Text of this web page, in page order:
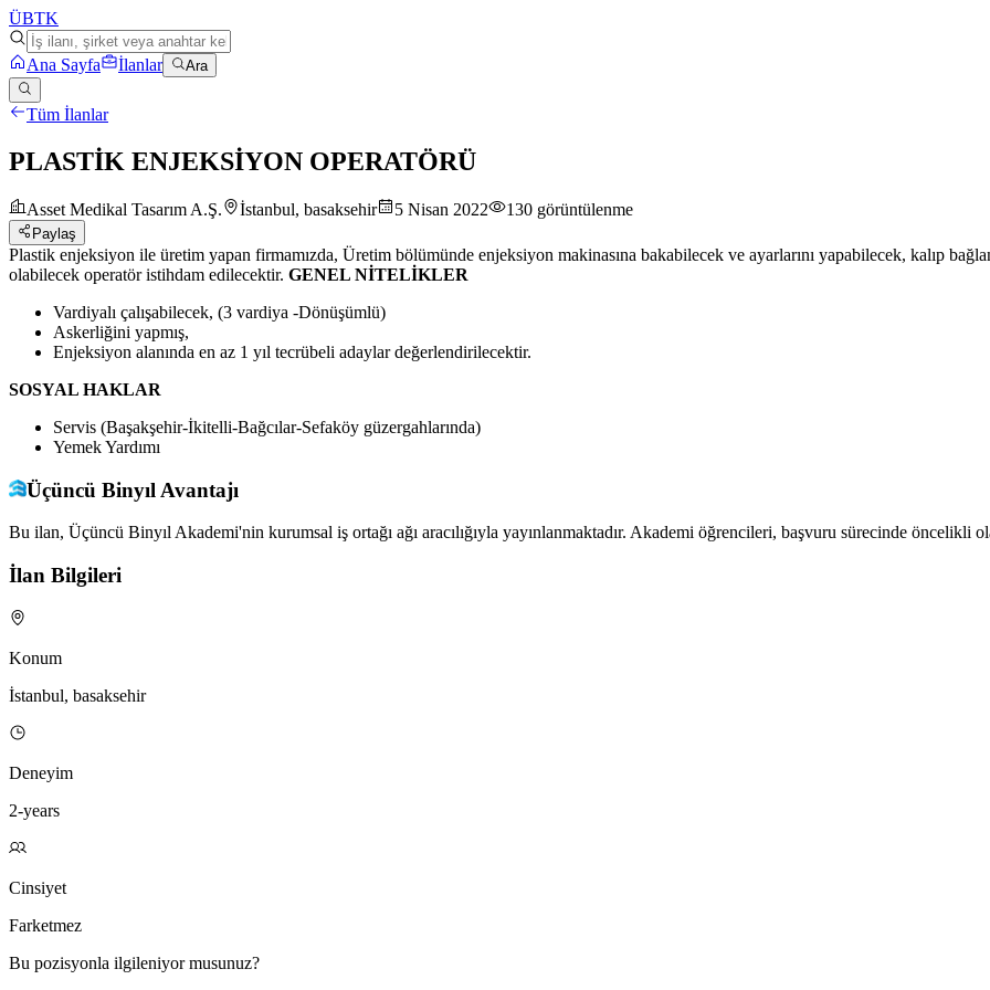
ÜBTK
Ana Sayfa İlanlar Ara
Tüm İlanlar
PLASTİK ENJEKSİYON OPERATÖRÜ
Asset Medikal Tasarım A.Ş. İstanbul, basaksehir 5 Nisan 2022 130 görüntülenme
Paylaş
Plastik enjeksiyon ile üretim yapan firmamızda, Üretim bölümünde enjeksiyon makinasına bakabilecek ve ayarlarını yapabilecek, kalıp
olabilecek operatör istihdam edilecektir. GENEL NİTELİKLER
Vardiyalı çalışabilecek, (3 vardiya -Dönüşümlü)
Askerliğini yapmış,
Enjeksiyon alanında en az 1 yıl tecrübeli adaylar değerlendirilecektir.
SOSYAL HAKLAR
Servis (Başakşehir-İkitelli-Bağcılar-Sefaköy güzergahlarında)
Yemek Yardımı
Üçüncü Binyıl Avantajı
Bu ilan, Üçüncü Binyıl Akademi'nin kurumsal iş ortağı ağı aracılığıyla yayınlanmaktadır. Akademi öğrencileri, başvuru sürecinde öncelikli
İlan Bilgileri
Konum
İstanbul, basaksehir
Deneyim
2-years
Cinsiyet
Farketmez
Bu pozisyonla ilgileniyor musunuz?